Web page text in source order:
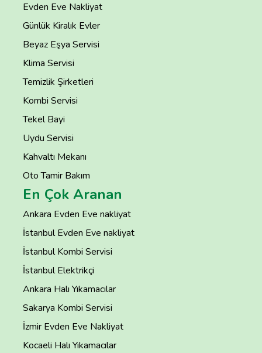
Evden Eve Nakliyat
Günlük Kiralık Evler
Beyaz Eşya Servisi
Klima Servisi
Temizlik Şirketleri
Kombi Servisi
Tekel Bayi
Uydu Servisi
Kahvaltı Mekanı
Oto Tamir Bakım
En Çok Aranan
Ankara Evden Eve nakliyat
İstanbul Evden Eve nakliyat
İstanbul Kombi Servisi
İstanbul Elektrikçi
Ankara Halı Yıkamacılar
Sakarya Kombi Servisi
İzmir Evden Eve Nakliyat
Kocaeli Halı Yıkamacılar